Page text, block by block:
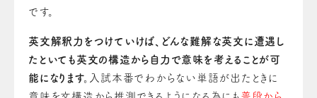
です。
英文解釈力をつけていけば、どんな難解な英文に遭遇し
たといても英文の構造から自力で意味を考えることが可
能になります。
入試本番でわからない単語が出たときに